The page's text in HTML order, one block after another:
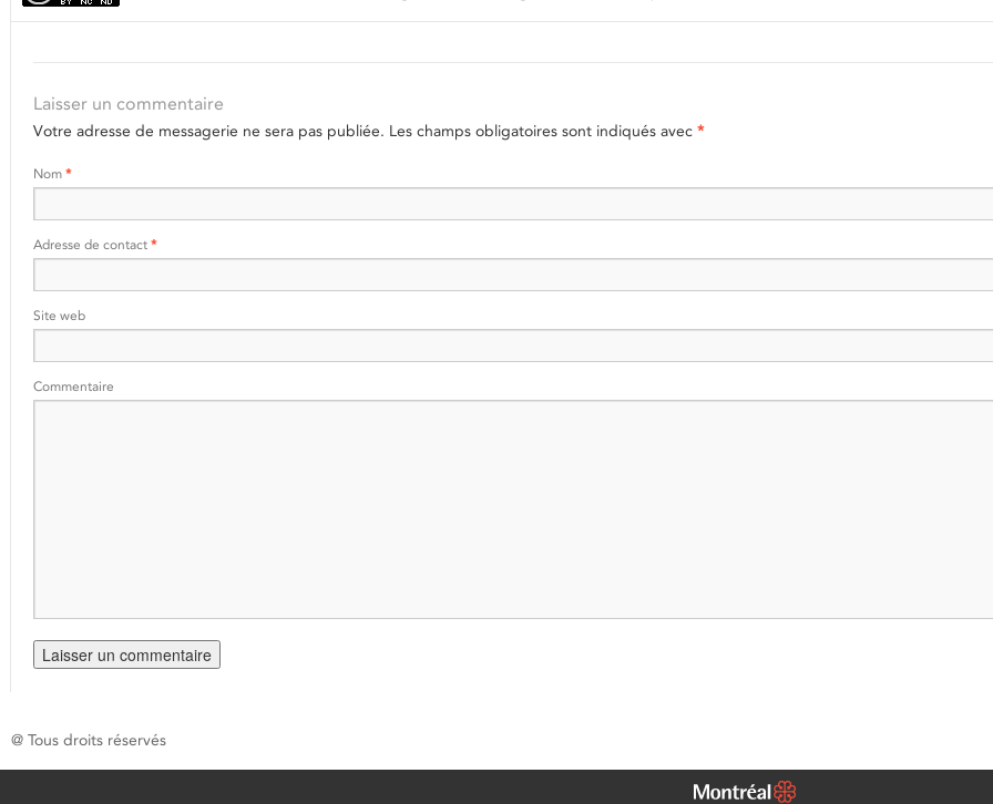
Laisser un commentaire
Votre adresse de messagerie ne sera pas publiée. Les champs obligatoires sont indiqués avec *
Nom *
Adresse de contact *
Site web
Commentaire
@ Tous droits réservés